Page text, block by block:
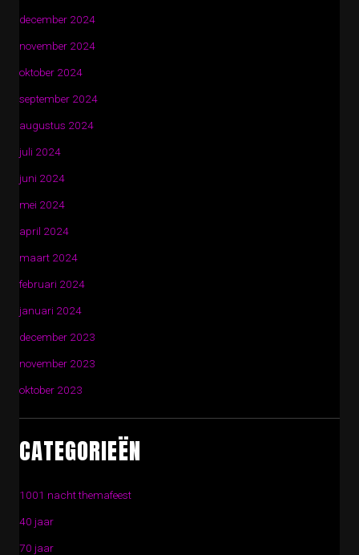
december 2024
november 2024
oktober 2024
september 2024
augustus 2024
juli 2024
juni 2024
mei 2024
april 2024
maart 2024
februari 2024
januari 2024
december 2023
november 2023
oktober 2023
CATEGORIEËN
1001 nacht themafeest
40 jaar
70 jaar